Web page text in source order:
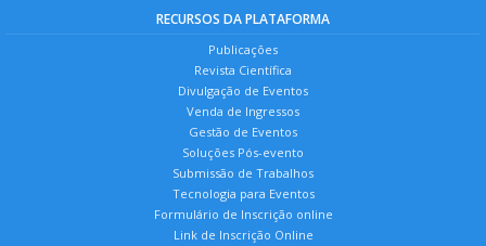
RECURSOS DA PLATAFORMA
Publicações
Revista Científica
Divulgação de Eventos
Venda de Ingressos
Gestão de Eventos
Soluções Pós-evento
Submissão de Trabalhos
Tecnologia para Eventos
Formulário de Inscrição online
Link de Inscrição Online